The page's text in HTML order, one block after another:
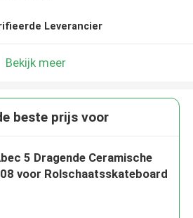
Leverancier
Bekijk meer
beste prijs voor
5 Dragende Ceramische
voor Rolschaatsskateboard